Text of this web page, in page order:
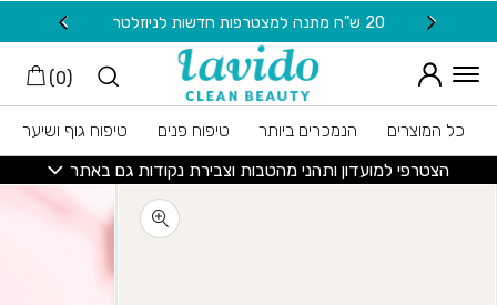
Skip to Content
20 ש"ח מתנה למצטרפות חדשות לניוזלטר
(
0
)
כל המוצרים הנמכרים ביותר טיפוח פנים
טיפוח גוף ושיער
הצטרפי למועדון ותהני מהטבות וצבירת נקודות גם באתר
בחזרה למעלה